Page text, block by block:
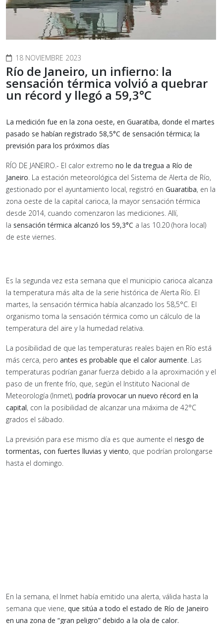
18 NOVIEMBRE 2023
Río de Janeiro, un infierno: la
sensación térmica volvió a quebrar
un récord y llegó a 59,3°C
La medición fue en la zona oeste, en Guaratiba, donde el martes
pasado se habían registrado 58,5°C de sensación térmica; la
previsión para los próximos días
RÍO DE JANEIRO.- El calor extremo no le da tregua a Río de
Janeiro. La estación meteorológica del Sistema de Alerta de Río,
gestionado por el ayuntamiento local, registró en Guaratiba, en la
zona oeste de la capital carioca, la mayor sensación térmica
desde 2014, cuando comenzaron las mediciones. Allí,
la sensación térmica alcanzó los 59,3°C a las 10.20 (hora local)
de este viernes.
Es la segunda vez esta semana que el municipio carioca alcanza
la temperatura más alta de la serie histórica de Alerta Río. El
martes, la sensación térmica había alcanzado los 58,5°C. El
organismo toma la sensación térmica como un cálculo de la
temperatura del aire y la humedad relativa.
La posibilidad de que las temperaturas reales bajen en Río está
más cerca, pero antes es probable que el calor aumente. Las
temperaturas podrían ganar fuerza debido a la aproximación y el
paso de un frente frío, que, según el Instituto Nacional de
Meteorología (Inmet), podría provocar un nuevo récord en la
capital, con la posibilidad de alcanzar una máxima de 42°C
grados el sábado.
La previsión para ese mismo día es que aumente el riesgo de
tormentas, con fuertes lluvias y viento, que podrían prolongarse
hasta el domingo.
En la semana, el Inmet había emitido una alerta, válida hasta la
semana que viene, que sitúa a todo el estado de Río de Janeiro
en una zona de “gran peligro” debido a la ola de calor.